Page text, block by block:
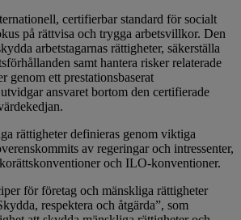
certifierbar standard för socialt
på rättvisa och trygga arbetsvillkor. Den
arbetstagarnas rättigheter, säkerställa
samt hantera risker relaterade
genom ett prestationsbaserat
ansvaret bortom den certifierade
rättigheter definieras genom viktiga
av regeringar och intressenter,
och ILO-konventioner.
för företag och mänskliga rättigheter
respektera och åtgärda”, som